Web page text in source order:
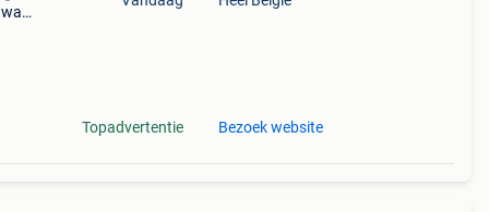
wat
Topadvertentie Bezoek website